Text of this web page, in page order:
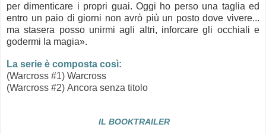
per dimenticare i propri guai. Oggi ho perso una taglia ed
entro un paio di giorni non avrò più un posto dove vivere...
ma stasera posso unirmi agli altri, inforcare gli occhiali e
godermi la magia».
La serie è composta così:
(Warcross #1) Warcross
(Warcross #2) Ancora senza titolo
IL BOOKTRAILER